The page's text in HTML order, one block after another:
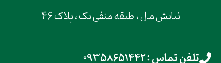
نیایش مال ، طبقه منفی یک ، پلاک 46
تلفن تماس : 09358651442